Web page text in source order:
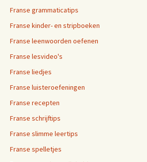
Franse grammaticatips
Franse kinder- en stripboeken
Franse leenwoorden oefenen
Franse lesvideo's
Franse liedjes
Franse luisteroefeningen
Franse recepten
Franse schrijftips
Franse slimme leertips
Franse spelletjes